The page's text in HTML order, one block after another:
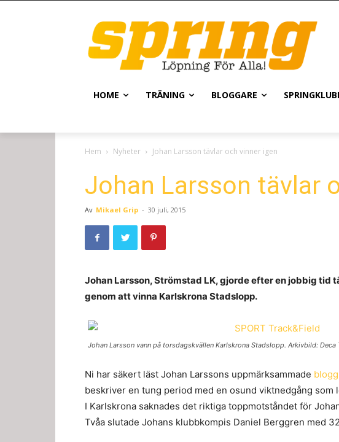
HOME TRÄNING BLOGGARE
Hem Nyheter Johan Larsson tävlar och vinner igen
Johan Larsson tävlar
Av Mikael Grip - 30 juli, 2015
Johan Larsson, Strömstad LK, gjorde efter en jobbig
genom att vinna Karlskrona Stadslopp.
Johan Larsson vann på torsdagskvällen Karlskrona Stadslopp. Arkivbild: Deca
Ni har säkert läst Johan Larssons uppmärksammade
beskriver en tung period med en osund viktnedgång som
I Karlskrona saknades det riktiga toppmotståndet för
Tvåa slutade Johans klubbkompis Daniel Berggren med